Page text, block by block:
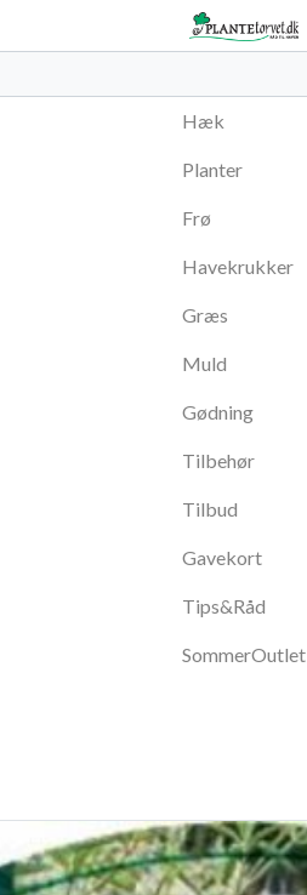
Hæk
Planter
Frø
Havekrukker
Græs
Muld
Gødning
Tilbehør
Tilbud
Gavekort
Tips&Råd
SommerOutlet